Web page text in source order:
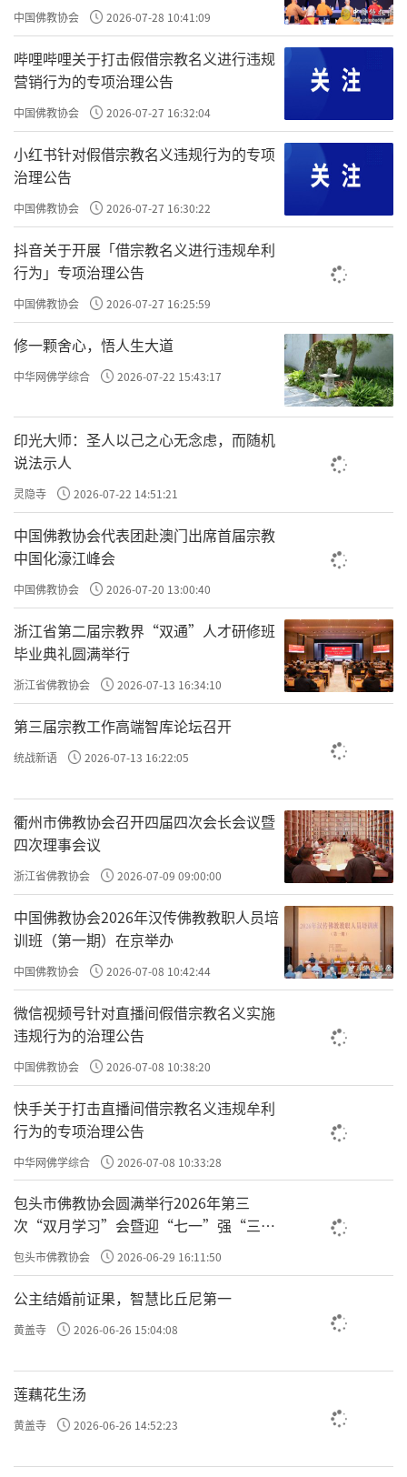
小惩而大戒。吾当时只欲存心于厚，不谓养成其恶，以至于
此。”此以善心而行恶事者也。
何谓偏正 ？如果你不懂得知行合一，袁了凡讲的这些东
西你头都大了，因为很难做呀。一会儿要考虑这个是阴善，
还是偏善、真善？你头都大了，因为袁了凡讲了十条啊（原
文：随缘济众，其类至繁，约言其纲，大约有十）。何谓偏
正，就是偏善和正善。
昔吕文懿公，初辞相位，归故里，海内仰之，如泰山北
，明朝做过宰相的吕文懿是在王阳明出生之前的人。吕文
懿辞官回乡了， 海内仰之，如泰山北斗，威望很高。
人，醉而詈之，吕公不动，谓其仆曰：“醉者勿与较也。”
到故乡，有一个人喝醉了就骂吕公，吕公不为所动，跟他的
仆人说喝醉了不要跟他计较。关键看吕文懿公的发心，是否
是知行合一。他如果真的不动气，这么做是可以的，就是他
不动气、没情绪；这个人喝醉了骂他，他真的如如不动，知
行合一的说别管。如果他其实已经起情绪了，可能想让仆人
稍微跟这个人计较一下，但又可能会想自己这么高的身份、
这么大的影响力，自己如果和一个醉汉计较会被人耻笑的；
如果出于这个心，这个善的不与计较是在造孽。所以，是看
背后的动机，背后的发心。我们不知道吕文懿公当时是出于
逾年，其人犯死刑入狱 ，第二年这个人就犯了死刑。
公始悔之曰：“使当时稍与计较，送公家责治，可以小惩而
大戒。吾当时只欲存心于厚，不谓养成其恶，以至于
此。”吕公只欲存心于厚，他有人欲，要故意做一个厚德的
人，就是摆了一副姿态，自己是一个存心仁厚的人，未必他
内心真的如此。吕公讲的很清楚了，自己当时只欲存心于
。比如，如果有人现场来骂，自己一想，这么多人看着，
不能让大家觉得没水平，得让大家觉得自己修为很高，其实
已经气的不行了，恨不得跟他打一架，但是自己就笑眯眯
响；其实自己的火已经冲的都不行了。这就是只欲存心于
厚，是假善。当时，吕文懿公可能是不高兴的，是有情绪
的，但是他顾及自己的身份。内阁大学士在明朝类似于宰
相，这么高的威望跟一个醉汉去计较，显得很没身份，这就
是人欲，这是假善。
袁了凡说此以善心而行恶事者也
，这个说的不对，袁了
凡这个偏正的关系说的是不对的。你只要是知行合一就是正
善，不知行合一就是偏善，不存在以善心而行恶事。吕文懿
公这个不是善心，事实上他是恶心行了恶事。
原文：又有以恶心而行善事者。如某家大富，值岁荒，
穷民白昼抢粟于市。告之县，县不理，穷民愈肆，遂私执而
困辱之，众始定。不然，几乱矣。故善者为正，恶者为偏，
人皆知之。其以善心行恶事者，正中偏也；以恶心而行善事
下一个例子，又有以恶心而行善事者
，袁了凡把这个归
结为恶心行善事，恶心行不了善事，袁了凡讲的不究竟。
人家，在灾荒年，家里的粮仓被穷民给抢了，因为老百姓没
粮食。告之县，县不理，穷民愈肆，遂私执而困辱之，众始
民就更加放肆去抢，这个大户人家就自己执私刑。古时候，
大户人家都有看家护院的，自己的武装家丁就把这些饥民给
降服住了，或者说把他们给抓住了，他们就不能再去抢了，
中国佛教协会 2026-07-28 10:41:09
哔哩哔哩关于打击假借宗教名义进行违规
营销行为的专项治理公告
中国佛教协会 2026-07-27 16:32:04
小红书针对假借宗教名义违规行为的专项
治理公告
中国佛教协会 2026-07-27 16:30:22
抖音关于开展「借宗教名义进行违规牟利
行为」专项治理公告
中国佛教协会 2026-07-27 16:25:59
修一颗舍心，悟人生大道
中华网佛学综合 2026-07-22 15:43:17
印光大师：圣人以己之心无念虑，而随机
说法示人
灵隐寺 2026-07-22 14:51:21
中国佛教协会代表团赴澳门出席首届宗教
中国化濠江峰会
中国佛教协会 2026-07-20 13:00:40
浙江省第二届宗教界“双通”人才研修班
毕业典礼圆满举行
浙江省佛教协会 2026-07-13 16:34:10
第三届宗教工作高端智库论坛召开
统战新语 2026-07-13 16:22:05
衢州市佛教协会召开四届四次会长会议暨
四次理事会议
浙江省佛教协会 2026-07-09 09:00:00
中国佛教协会2026年汉传佛教教职人员培
训班（第一期）在京举办
中国佛教协会 2026-07-08 10:42:44
微信视频号针对直播间假借宗教名义实施
违规行为的治理公告
中国佛教协会 2026-07-08 10:38:20
快手关于打击直播间借宗教名义违规牟利
行为的专项治理公告
中华网佛学综合 2026-07-08 10:33:28
包头市佛教协会圆满举行2026年第三
次“双月学习”会暨迎“七一”强“三
爱”主题书画笔会
包头市佛教协会 2026-06-29 16:11:50
公主结婚前证果，智慧比丘尼第一
黄盖寺 2026-06-26 15:04:08
莲藕花生汤
黄盖寺 2026-06-26 14:52:23